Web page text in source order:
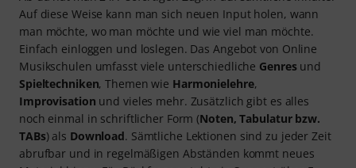
Auf diese Weise kann man sich neuen Input holen, wann
man möchte, wo man möchte und wie viel man möchte.
Einfach einloggen und loslegen. Das Angebot von Online
Musikschulen umfasst viele unterschiedliche Genresund
Spieltechniken, Themen wie Harmonielehre,
Improvisation und vieles mehr. Zusätzlich gibt es alles
noch einmal in schriftlicher Form (Noten, Tabulatur bzw.
TABs) als Download. Sämtliche Lektionen sind zu jeder Zeit
abrufbar und in regelmäßigen Abständen kommt neues